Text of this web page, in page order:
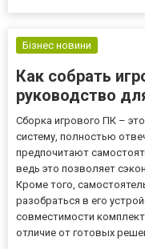
Бізнес новини
Как собрать
руководство
Сборка игрового ПК –
систему, полностью
предпочитают
ведь это позволяет
Кроме того,
разобраться в его
совместимости
отличие от готовых